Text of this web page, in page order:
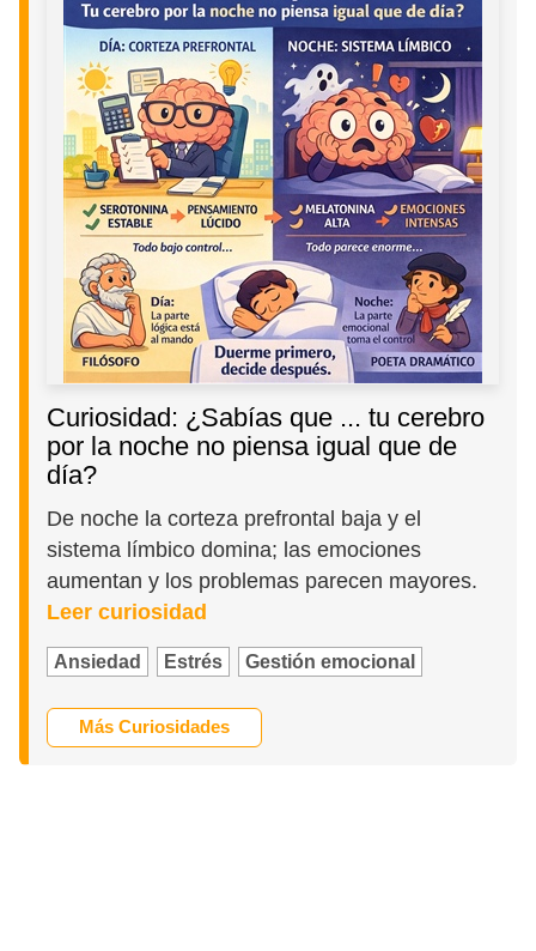
Curiosidad: ¿Sabías que ... tu cerebro
por la noche no piensa igual que de
día?
De noche la corteza prefrontal baja y el
sistema límbico domina; las emociones
aumentan y los problemas parecen mayores.
Leer curiosidad
Ansiedad Estrés Gestión emocional
Más Curiosidades